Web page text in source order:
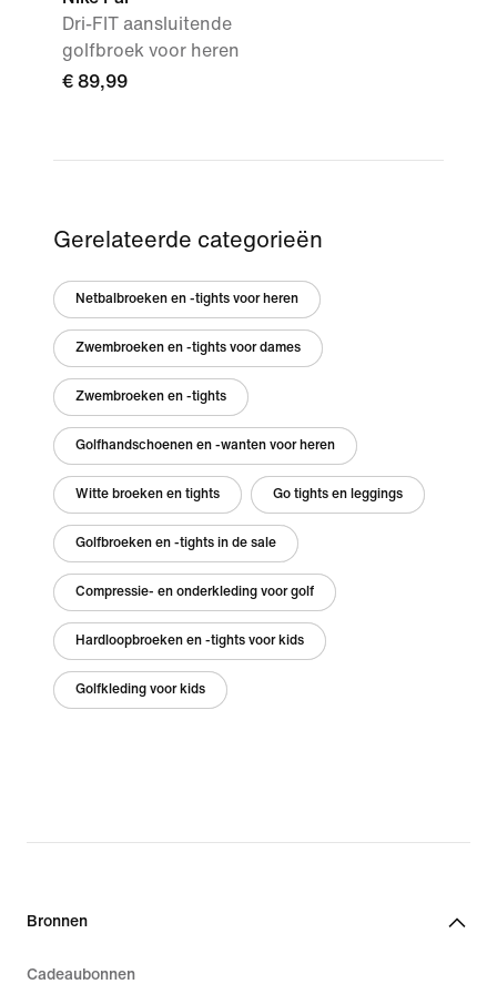
Dri-FIT aansluitende
golfbroek voor heren
€ 89,99
Gerelateerde categorieën
Netbalbroeken en -tights voor heren
Zwembroeken en -tights voor dames
Zwembroeken en -tights
Golfhandschoenen en -wanten voor heren
Witte broeken en tights Go tights en leggings
Golfbroeken en -tights in de sale
Compressie- en onderkleding voor golf
Hardloopbroeken en -tights voor kids
Golfkleding voor kids
Bronnen
Cadeaubonnen